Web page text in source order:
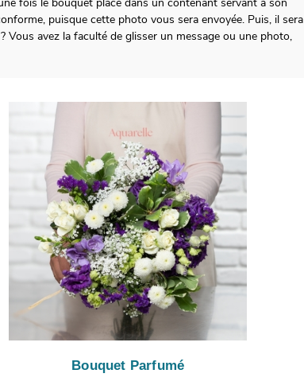
puisque cette photo vous sera envoyée. Puis, il sera
Vous avez la faculté de glisser un message ou une photo,
Bouquet Parfumé